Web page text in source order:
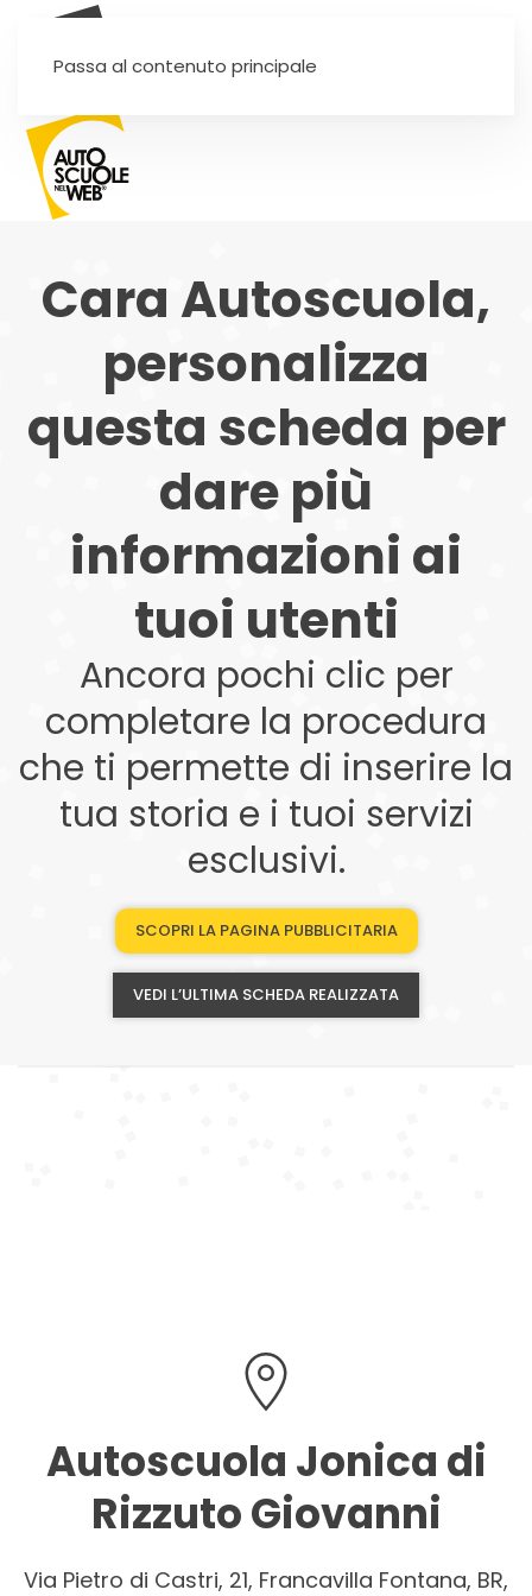
Passa al contenuto principale
Cara Autoscuola,
personalizza
questa scheda per
dare più
informazioni ai
tuoi utenti
Ancora pochi clic per
completare la procedura
che ti permette di inserire la
tua storia e i tuoi servizi
esclusivi.
SCOPRI LA PAGINA PUBBLICITARIA
VEDI L’ULTIMA SCHEDA REALIZZATA
Autoscuola Jonica di
Rizzuto Giovanni
Via Pietro di Castri, 21, Francavilla Fontana, BR,